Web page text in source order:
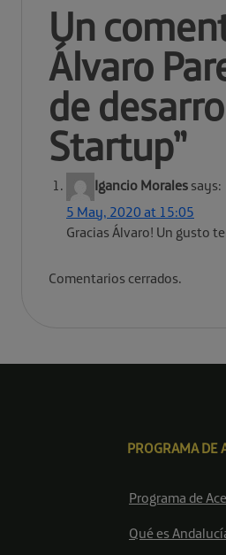
Un
Álvaro
de
Startup”
Igancio Morales says:
5 May, 2020 at 15:05
Gracias Álvaro! Un gusto
Comentarios cerrados.
PROGRAMA DE
Programa de
Qué es